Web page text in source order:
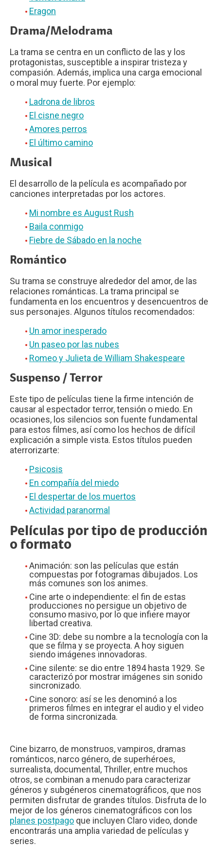
Eragon
Drama/Melodrama
La trama se centra en un conflicto de las y los
protagonistas, susceptible a inspirar tristeza y
compasión. Además, implica una carga emocional
o moral muy fuerte. Por ejemplo:
Ladrona de libros
El cisne negro
Amores perros
El último camino
Musical
El desarrollo de la película es acompañado por
canciones interpretadas por los actores.
Mi nombre es August Rush
Baila conmigo
Fiebre de Sábado en la noche
Romántico
Su trama se construye alrededor del amor, de las
relaciones románticas. La trama principal se
fundamenta en los encuentros y desencuentros de
sus personajes. Algunos títulos recomendados:
Un amor inesperado
Un paseo por las nubes
Romeo y Julieta de William Shakespeare
Suspenso / Terror
Este tipo de películas tiene la firme intención de
causar al espectador terror, tensión o miedo. En
ocasiones, los silencios son fuente fundamental
para estos filmes, así como los hechos de difícil
explicación a simple vista. Estos títulos pueden
aterrorizarte:
Psicosis
En compañía del miedo
El despertar de los muertos
Actividad paranormal
Películas por tipo de producción
o formato
Animación: son las películas que están
compuestas por fotogramas dibujados. Los
más comunes son los animes.
Cine arte o independiente: el fin de estas
producciones no persigue un objetivo de
consumo masivo, por lo que infiere mayor
libertad creativa.
Cine 3D: debe su nombre a la tecnología con la
que se filma y se proyecta. A hoy siguen
siendo imágenes innovadoras.
Cine silente: se dio entre 1894 hasta 1929. Se
caracterizó por mostrar imágenes sin sonido
sincronizado.
Cine sonoro: así se les denominó a los
primeros filmes en integrar el audio y el video
de forma sincronizada.
Cine bizarro, de monstruos, vampiros, dramas
románticos, narco género, de superhéroes,
surrealista, documental, Thriller, entre muchos
otros, se combinan a menudo para caracterizar
géneros y subgéneros cinematográficos, que nos
permiten disfrutar de grandes títulos. Disfruta de lo
mejor de los géneros cinematográficos con los
planes postpago que incluyen Claro video, donde
encontrarás una amplia variedad de películas y
series.